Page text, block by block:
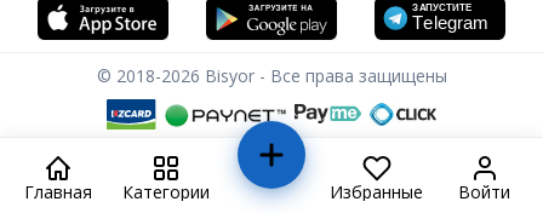
© 2018-2026 Bisyor - Все права защищены
Главная Категории Избранные Войти